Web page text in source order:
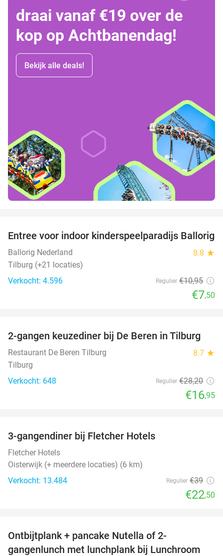
draai vanaf €19 over de
kop op Achtbanendag!
Bekijk alle deals!
32%
Entree voor indoor kinderspeelparadijs Ballorig
Ballorig Nederland 8.8 star
Tilburg (+21 locaties)
Verkocht: 4.596
Regulier €10,95
€7,50
40%
2-gangen keuzediner bij De Beren in Tilburg
Restaurant De Beren Tilburg 8.7 star
Tilburg
Verkocht: 648
Regulier €28,20
€16,95
3-gangendiner bij Fletcher Hotels
Fletcher Hotels
Oisterwijk (+ meerdere locaties) (6 km)
Verkocht: 13.484
Regulier €39
€22,50
Ontbijtplank + pancake Nutella of 2-
gangenlunch met lunchplank bij Lunchroom